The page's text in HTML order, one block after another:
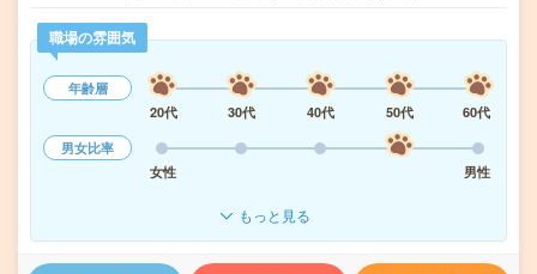
職場の雰囲気
年齢層
20代
30代 40代 50代
60代
男女比率
女性
男性
もっと見る